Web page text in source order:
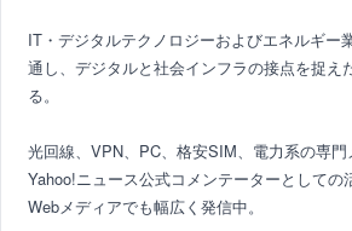
IT・デジタルテクノロジーおよびエネルギー
通し、デジタルと社会インフラの接点を捉え
る。
光回線、VPN、PC、格安SIM、電力系の専門
Yahoo!ニュース公式コメンテーターとしての
Webメディアでも幅広く発信中。